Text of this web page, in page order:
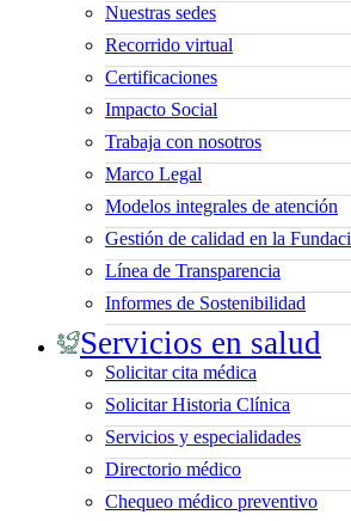
Nuestras sedes
Recorrido virtual
Certificaciones
Impacto Social
Trabaja con nosotros
Marco Legal
Modelos integrales de atención
Gestión de calidad en la
Línea de Transparencia
Informes de Sostenibilidad
Servicios en salud
Solicitar cita médica
Solicitar Historia Clínica
Servicios y especialidades
Directorio médico
Chequeo médico preventivo